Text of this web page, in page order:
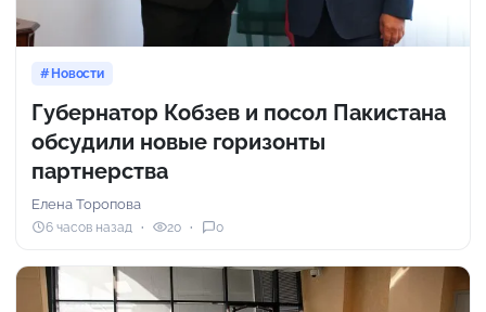
Новости
Губернатор Кобзев и посол Пакистана
обсудили новые горизонты
партнерства
Елена Торопова
6 часов назад 20 0